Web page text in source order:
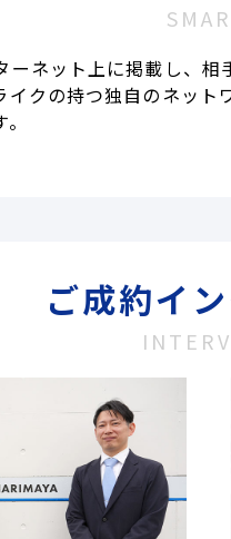
ーネット上に掲載し、相
クの持つ独自のネット
ご成約イ